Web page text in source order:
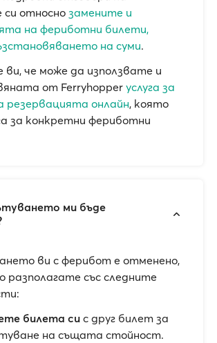
си относно замените и
на фериботни билети,
на суми.
ви, че може да използвате и
от Ferryhopper услуга за
резервацията онлайн, която
за конкретни фериботни
ми бъде
ви с ферибот е отменено,
разполагате със следните
билета си с друг билет за
на същата стойност.